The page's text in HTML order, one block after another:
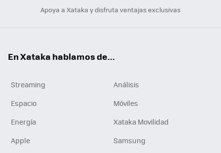
Apoya a Xataka y disfruta ventajas exclusivas
En Xataka hablamos de...
Streaming
Análisis
Espacio
Móviles
Energía
Xataka Movilidad
Apple
Samsung